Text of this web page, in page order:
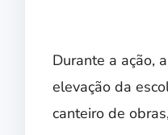
Durante a ação,
elevação da
canteiro de